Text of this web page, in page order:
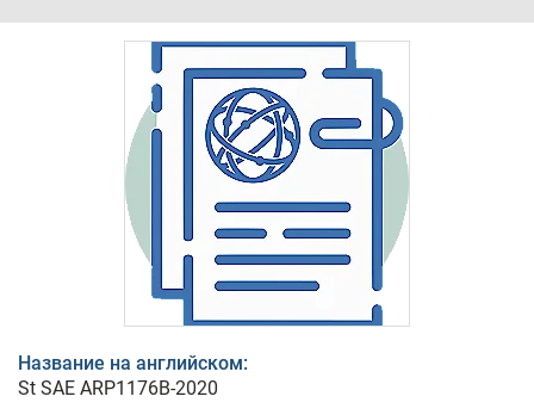
Название на английском:
St SAE ARP1176B-2020